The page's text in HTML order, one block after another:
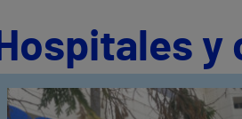
Hospitales